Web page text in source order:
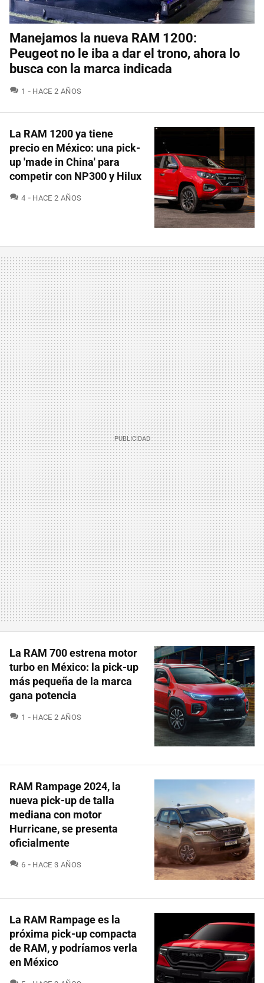
Manejamos la nueva RAM 1200:
Peugeot no le iba a dar el trono, ahora lo
busca con la marca indicada
1 COMENTARIOS
HACE 2 AÑOS
La RAM 1200 ya tiene
precio en México: una pick-
up 'made in China' para
competir con NP300 y Hilux
4 COMENTARIOS
HACE 2 AÑOS
La RAM 700 estrena motor
turbo en México: la pick-up
más pequeña de la marca
gana potencia
1 COMENTARIOS
HACE 2 AÑOS
RAM Rampage 2024, la
nueva pick-up de talla
mediana con motor
Hurricane, se presenta
oficialmente
6 COMENTARIOS
HACE 3 AÑOS
La RAM Rampage es la
próxima pick-up compacta
de RAM, y podríamos verla
en México